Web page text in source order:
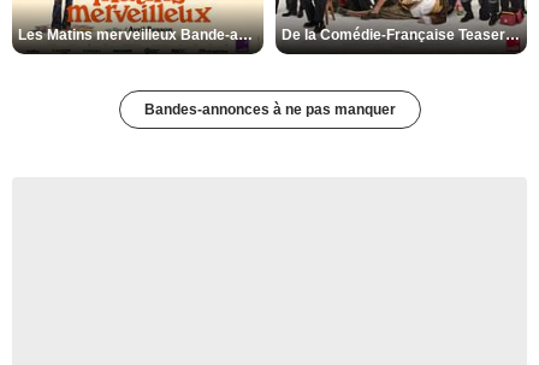
Les Matins merveilleux Bande-annonce VF De la Comédie-Française Teaser VF
Bandes-annonces à ne pas manquer